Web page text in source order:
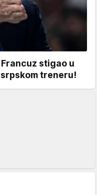
Francuz stigao u
treneru!